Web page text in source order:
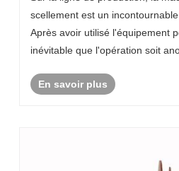
vous apprend à "effacer
scellement est un
Après avoir utilisé l'équipement
inévitable que l'opération soit
"guide d'urgence" super ......
En savoir plus